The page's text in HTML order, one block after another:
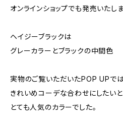
オンラインショップでも発売いたしま
ヘイジーブラックは
グレーカラーとブラックの中間色
実物のご覧いただいたPOP UPでは
きれいめコーデな合わせにしたいと
とても人気のカラーでした。